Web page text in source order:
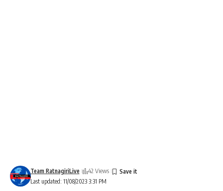
Last updated: 11/08/2023 3:31 PM
Team RatnagiriLive 42 Views